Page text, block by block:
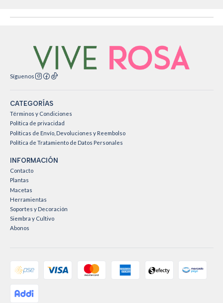
Síguenos
CATEGORÍAS
Términos y Condiciones
Política de privacidad
Políticas de Envío, Devoluciones y Reembolso
Política de Tratamiento de Datos Personales
INFORMACIÓN
Contacto
Plantas
Macetas
Herramientas
Soportes y Decoración
Siembra y Cultivo
Abonos